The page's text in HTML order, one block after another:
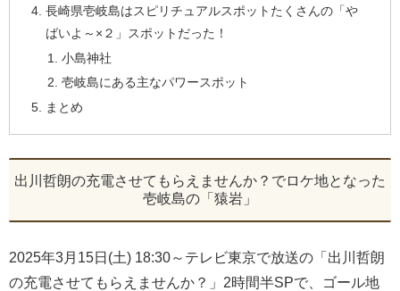
長崎県壱岐島はスピリチュアルスポットたくさんの「や
ばいよ～×２」スポットだった！
小島神社
壱岐島にある主なパワースポット
まとめ
出川哲朗の充電させてもらえませんか？でロケ地となった
壱岐島の「猿岩」
2025年3月15日(土) 18:30～テレビ東京で放送の「出川哲朗
の充電させてもらえませんか？」2時間半SPで、ゴール地